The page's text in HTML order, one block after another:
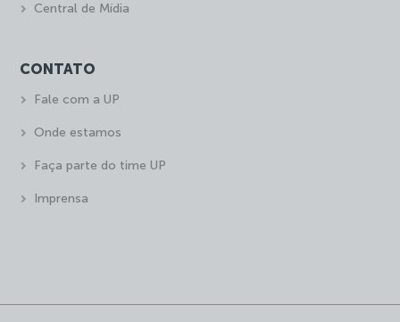
Central de Mídia
CONTATO
Fale com a UP
Onde estamos
Faça parte do time UP
Imprensa